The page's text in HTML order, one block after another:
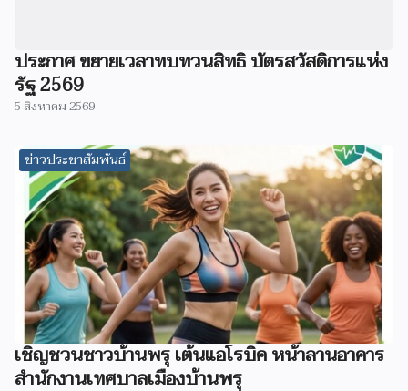
ประกาศ ขยายเวลาทบทวนสิทธิ บัตรสวัสดิการแห่ง
รัฐ 2569
5 สิงหาคม 2569
ข่าวประชาสัมพันธ์
เชิญชวนชาวบ้านพรุ เต้นแอโรบิค หน้าลานอาคาร
สำนักงานเทศบาลเมืองบ้านพรุ